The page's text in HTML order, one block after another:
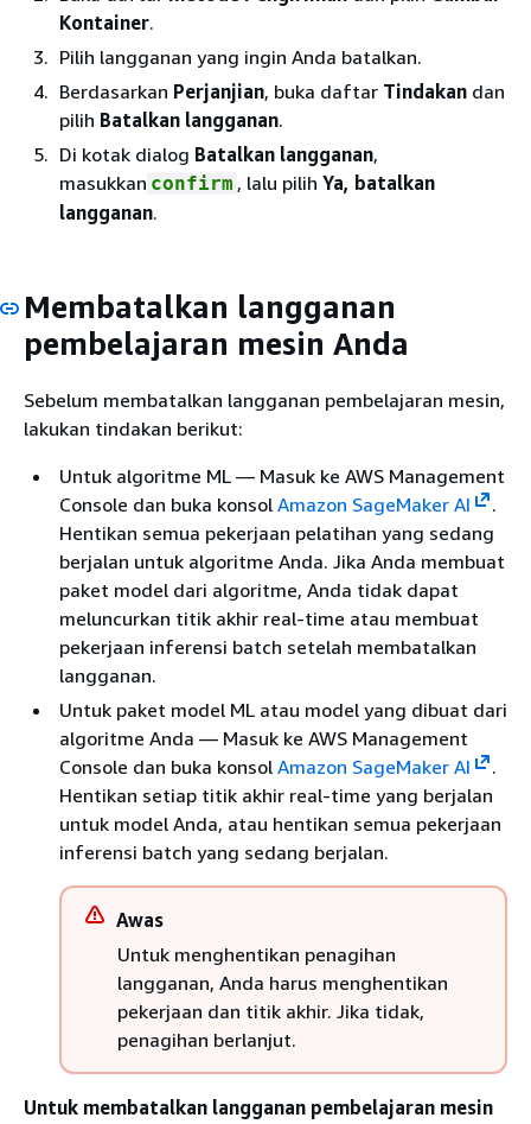
Kontainer.
Pilih langganan yang ingin Anda batalkan.
Berdasarkan Perjanjian, buka daftar Tindakan dan
pilih Batalkan langganan.
Di kotak dialog Batalkan langganan,
masukkan confirm , lalu pilih Ya, batalkan
langganan.
Membatalkan langganan
pembelajaran mesin Anda
Sebelum membatalkan langganan pembelajaran mesin,
lakukan tindakan berikut:
Untuk algoritme ML — Masuk ke AWS Management
Console dan buka konsol Amazon SageMaker AI
.
Hentikan semua pekerjaan pelatihan yang sedang
berjalan untuk algoritme Anda. Jika Anda membuat
paket model dari algoritme, Anda tidak dapat
meluncurkan titik akhir real-time atau membuat
pekerjaan inferensi batch setelah membatalkan
langganan.
Untuk paket model ML atau model yang dibuat dari
algoritme Anda — Masuk ke AWS Management
Console dan buka konsol Amazon SageMaker AI
.
Hentikan setiap titik akhir real-time yang berjalan
untuk model Anda, atau hentikan semua pekerjaan
inferensi batch yang sedang berjalan.
Awas
Untuk menghentikan penagihan
langganan, Anda harus menghentikan
pekerjaan dan titik akhir. Jika tidak,
penagihan berlanjut.
Untuk membatalkan langganan pembelajaran mesin